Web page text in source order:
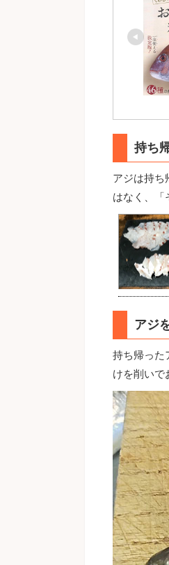
持ち
アジは持ち
はなく、「
アジ
持ち帰った
けを削いで